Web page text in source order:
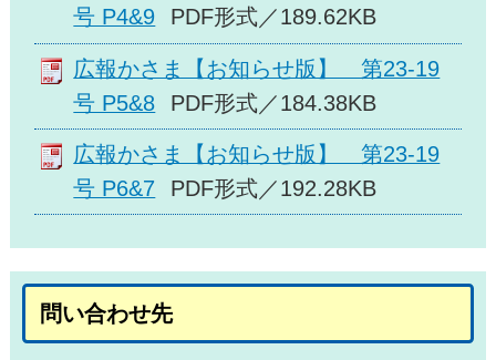
号 P4&9
PDF形式／189.62KB
広報かさま【お知らせ版】 第23-19
号 P5&8
PDF形式／184.38KB
広報かさま【お知らせ版】 第23-19
号 P6&7
PDF形式／192.28KB
問い合わせ先